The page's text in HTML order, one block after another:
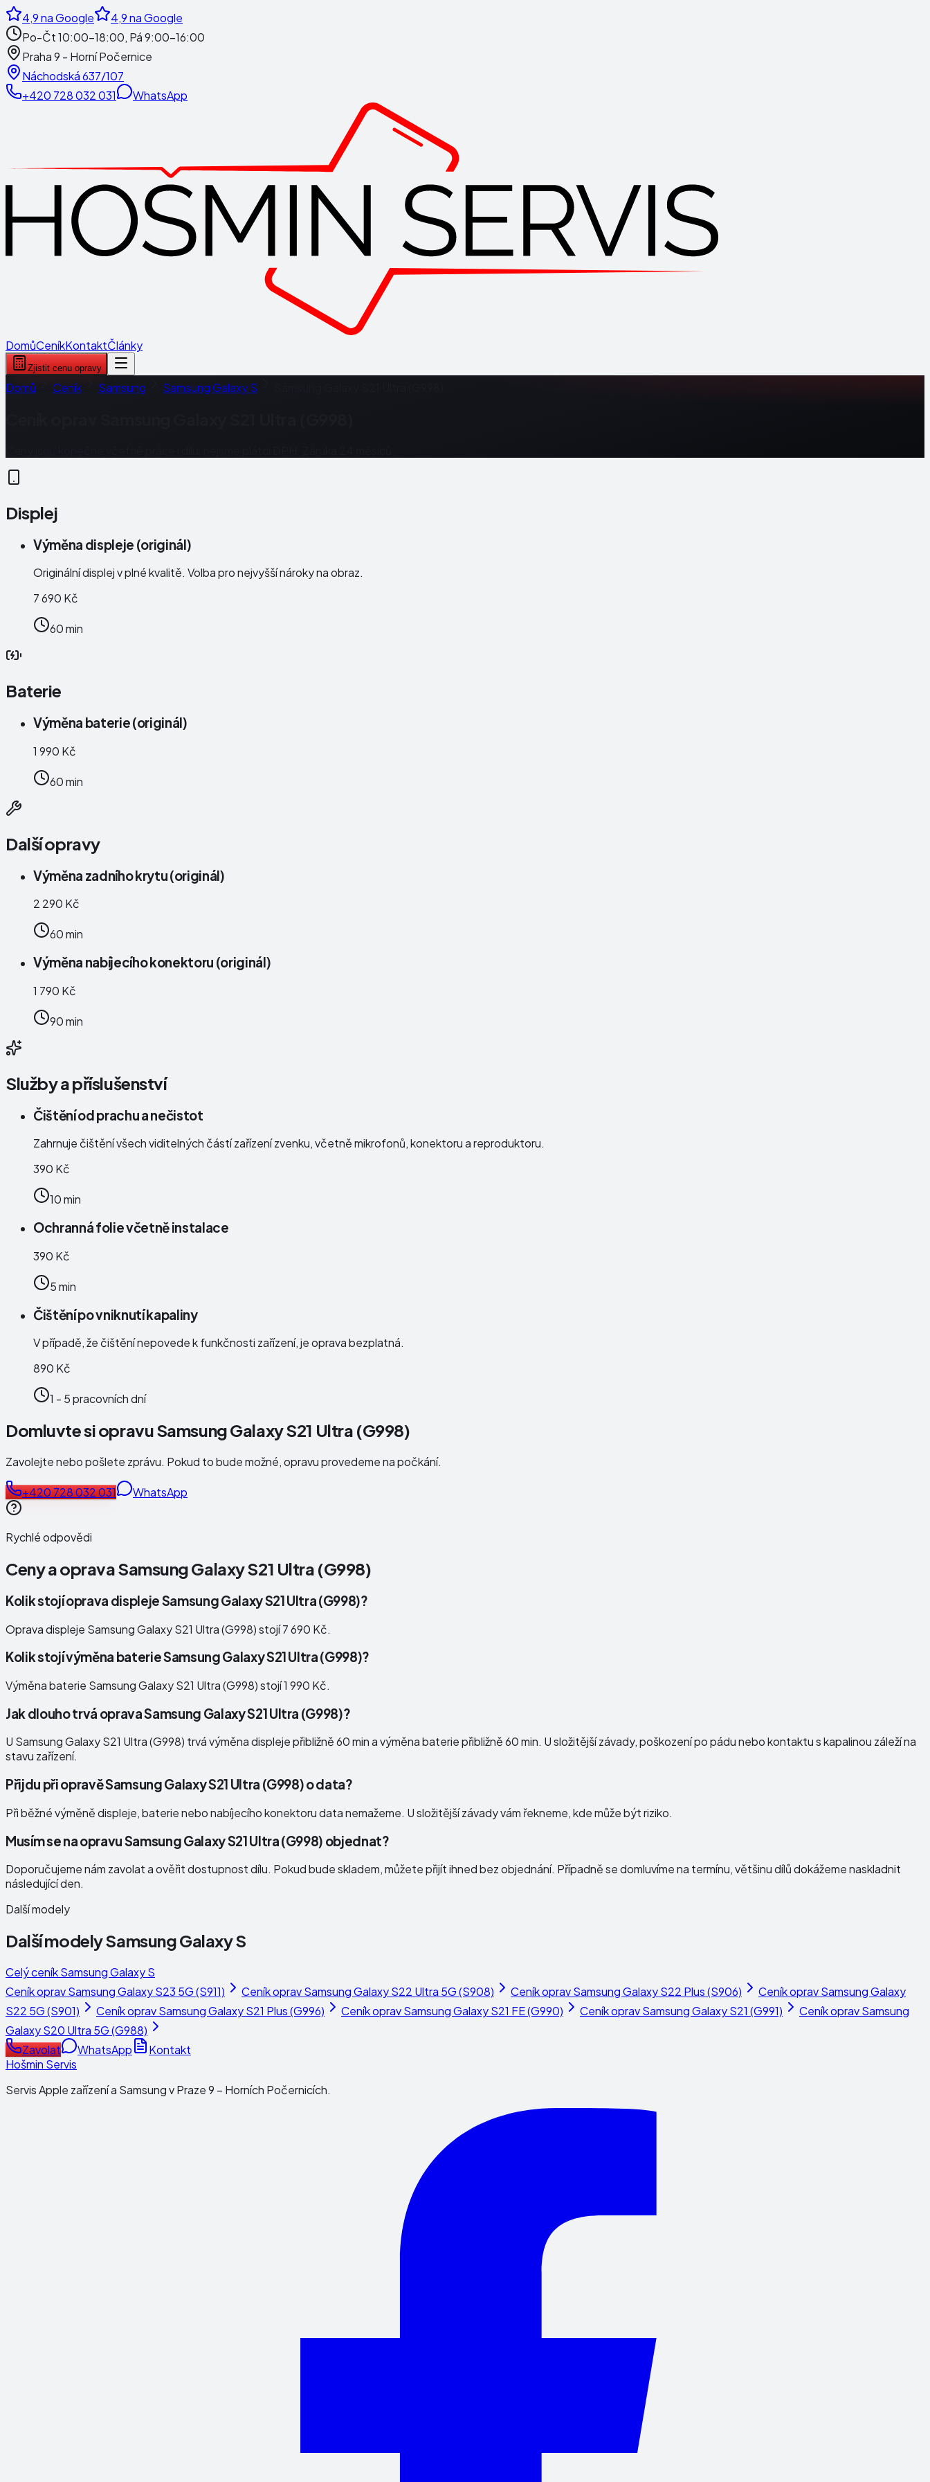
4,9na Google 4,9na Google
Po-Čt 10:00-18:00, Pá 9:00-16:00
Praha 9 - Horní Počernice
Náchodská 637/107
+420 728 032 031
WhatsApp
DomůCeníkKontaktČlánky
Zjistit cenu opravy
Domů Ceník Samsung Samsung Galaxy S
Displej
Výměna displeje (originál)
Originální displej v plné kvalitě. Volba pro nejvyšší nároky na obraz.
7 690 Kč
60 min
Baterie
Výměna baterie (originál)
1 990 Kč
60 min
Další opravy
Výměna zadního krytu (originál)
2 290 Kč
60 min
Výměna nabíjecího konektoru (originál)
1 790 Kč
90 min
Služby a příslušenství
Čištění od prachu a nečistot
Zahrnuje čištění všech viditelných částí zařízení zvenku, včetně mikrofonů, konektoru a reproduktoru.
390 Kč
10 min
Ochranná folie včetně instalace
390 Kč
5 min
Čištění po vniknutí kapaliny
V případě, že čištění nepovede k funkčnosti zařízení, je oprava bezplatná.
890 Kč
1 - 5 pracovních dní
Domluvte si opravu Samsung Galaxy S21 Ultra (G998)
Zavolejte nebo pošlete zprávu. Pokud to bude možné, opravu provedeme na počkání.
+420 728 032 031 WhatsApp
Rychlé odpovědi
Ceny a opravaSamsung Galaxy S21 Ultra (G998)
Kolik stojí oprava displeje Samsung Galaxy S21 Ultra (G998)?
Oprava displeje Samsung Galaxy S21 Ultra (G998) stojí 7 690 Kč.
Kolik stojí výměna baterie Samsung Galaxy S21 Ultra (G998)?
Výměna baterie Samsung Galaxy S21 Ultra (G998) stojí 1 990 Kč.
Jak dlouho trvá oprava Samsung Galaxy S21 Ultra (G998)?
U Samsung Galaxy S21 Ultra (G998) trvá výměna displeje přibližně 60 min a výměna baterie přibližně 60 min. U složitější závady, poškození po pádu nebo kontaktu s kapalinou záleží na
stavu zařízení.
Přijdu při opravě Samsung Galaxy S21 Ultra (G998) o data?
Při běžné výměně displeje, baterie nebo nabíjecího konektoru data nemažeme. U složitější závady vám řekneme, kde může být riziko.
Musím se na opravu Samsung Galaxy S21 Ultra (G998) objednat?
Doporučujeme nám zavolat a ověřit dostupnost dílu. Pokud bude skladem, můžete přijít ihned bez objednání. Případně se domluvíme na termínu, většinu dílů dokážeme naskladnit
následující den.
Další modely
Další modelySamsung Galaxy S
Celý ceníkSamsung Galaxy S
Ceník opravSamsung Galaxy S23 5G (S911) Ceník opravSamsung Galaxy S22 Ultra 5G (S908) Ceník opravSamsung Galaxy S22 Plus (S906) Ceník opravSamsung Galaxy
S22 5G (S901)
Ceník opravSamsung Galaxy S21 Plus (G996) Ceník opravSamsung Galaxy S21 FE (G990) Ceník opravSamsung Galaxy S21 (G991) Ceník opravSamsung
Galaxy S20 Ultra 5G (G988)
Zavolat
WhatsApp
Kontakt
Hošmin Servis
Servis Apple zařízení a Samsung v Praze 9 – Horních Počernicích.